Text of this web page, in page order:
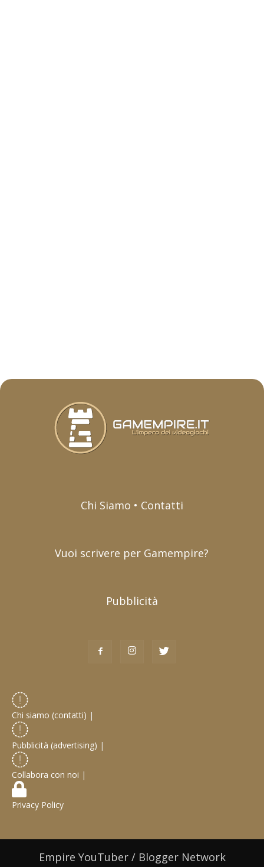
Chi Siamo • Contatti
Vuoi scrivere per Gamempire?
Pubblicità
Chi siamo (contatti) |
Pubblicità (advertising) |
Collabora con noi |
Privacy Policy
Empire YouTuber / Blogger Network